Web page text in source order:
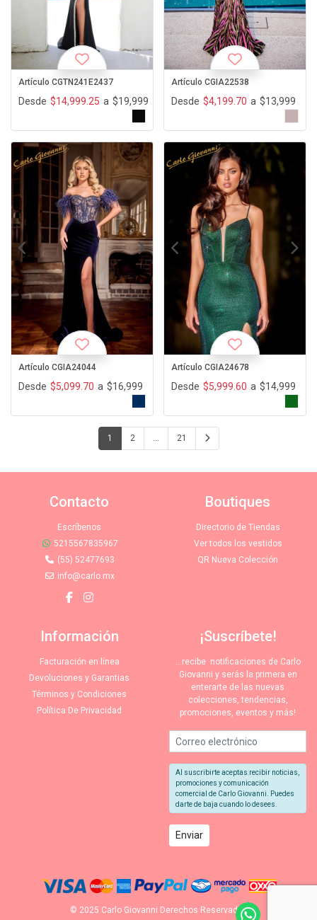
Artículo CGTN241E2437
Desde $14,999.25 a $19,999
Artículo CGIA22538
Desde $4,199.70 a $13,999
Artículo CGIA24044
Desde $5,099.70 a $16,999
Artículo CGIA24678
Desde $5,999.60 a $14,999
1 2 … 21
Contacto
Escríbenos
5215567835967
(55) 52477693
info@carlo.mx
Boutiques
Directorio de Tiendas
Ver todos los vestidos
QR Nueva Colección
Información
Facturación en línea
Devoluciones y Garantias
Términos y Condiciones
Política De Privacidad
¡Suscríbete!
…recibe notificaciones de Carlo
Giovanni y serás la primera en
enterarte de las nuevas
colecciones, tendencias,
promociones, eventos y más!
Al suscribirte aceptas recibir noticias,
promociones y comunicación
comercial de Carlo Giovanni. Puedes
darte de baja cuando lo desees.
© 2025 Carlo Giovanni Derechos Reservados